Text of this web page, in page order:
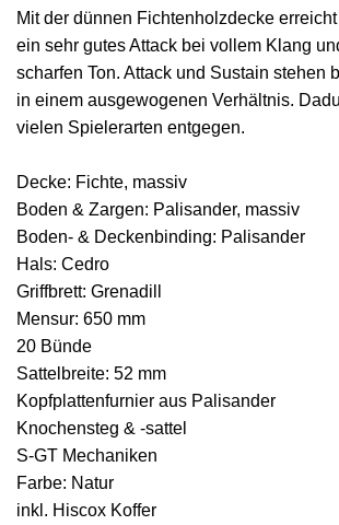
Mit der dünnen Fichten­holzdecke
ein sehr gutes Attack bei vollem Klang
scharfen Ton. Attack und Sustain stehen
in einem ausge­wogenen Verhältnis.
vielen Spielerarten entgegen.
Decke: Fichte, massiv
Boden & Zargen: Palisander, massiv
Boden- & Deckenbinding: Palisander
Hals: Cedro
Griffbrett: Grenadill
Mensur: 650 mm
20 Bünde
Sattelbreite: 52 mm
Kopfplattenfurnier aus Palisander
Knochensteg & -sattel
S-GT Mechaniken
Farbe: Natur
inkl. Hiscox Koffer